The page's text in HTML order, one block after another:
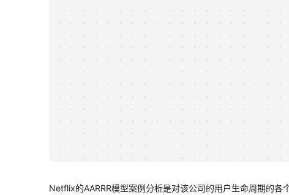
Netflix的AARRR模型案例分析是对该公司的用户生命周期的